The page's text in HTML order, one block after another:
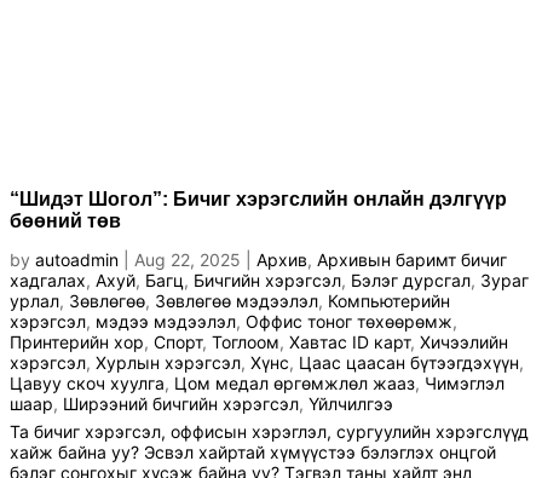
“Шидэт Шогол”: Бичиг хэрэгслийн онлайн дэлгүүр
бөөний төв
by autoadmin Aug 22, 2025 Архив, Архивын баримт бичиг
хадгалах, Ахуй, Багц, Бичгийн хэрэгсэл, Бэлэг дурсгал, Зураг
урлал, Зөвлөгөө, Зөвлөгөө мэдээлэл, Компьютерийн
хэрэгсэл, мэдээ мэдээлэл, Оффис тоног төхөөрөмж,
Принтерийн хор, Спорт, Тоглоом, Хавтас ID карт, Хичээлийн
хэрэгсэл, Хурлын хэрэгсэл, Хүнс, Цаас цаасан бүтээгдэхүүн,
Цавуу скоч хуулга, Цом медал өргөмжлөл жааз, Чимэглэл
шаар, Ширээний бичгийн хэрэгсэл, Үйлчилгээ
Та бичиг хэрэгсэл, оффисын хэрэглэл, сургуулийн хэрэгслүүд
хайж байна уу? Эсвэл хайртай хүмүүстээ бэлэглэх онцгой
бэлэг сонгохыг хүсэж байна уу? Тэгвэл таны хайлт энд